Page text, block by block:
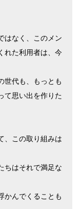
はなく、このメン
れた利用者は、今
世代も、もっとも
て思い出を作りた
、この取り組みは
ちはそれで満足な
かんでくることも